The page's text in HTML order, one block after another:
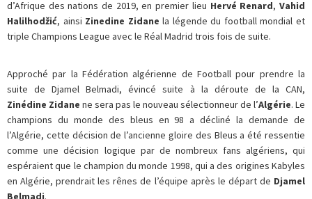
d’Afrique des nations de 2019, en premier lieu Hervé Renard,Vahid
Halilhodžić, ainsi Zinedine Zidane la légende du football mondial et
triple Champions League avec le Réal Madrid trois fois de suite.
Approché par la Fédération algérienne de Football pour prendre la
suite de Djamel Belmadi, évincé suite à la déroute de la CAN,
Zinédine Zidane ne sera pas le nouveau sélectionneur de l’Algérie. Le
champions du monde des bleus en 98 a décliné la demande de
l’Algérie, cette décision de l’ancienne gloire des Bleus a été ressentie
comme une décision logique par de nombreux fans algériens, qui
espéraient que le champion du monde 1998, qui a des origines Kabyles
en Algérie, prendrait les rênes de l’équipe après le départ de Djamel
Belmadi.